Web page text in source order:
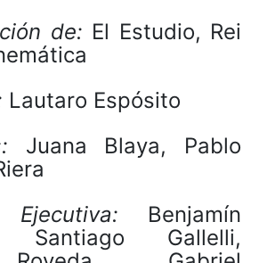
de: El Estudio, Rei
Lautaro Espósito
Juana Blaya, Pablo
Ejecutiva: Benjamín
Santiago Gallelli,